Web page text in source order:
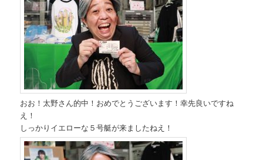
おお！太野さん的中！おめでとうございます！幸先良いですね
え！
しっかりイエローな５号艇が来ましたねえ！